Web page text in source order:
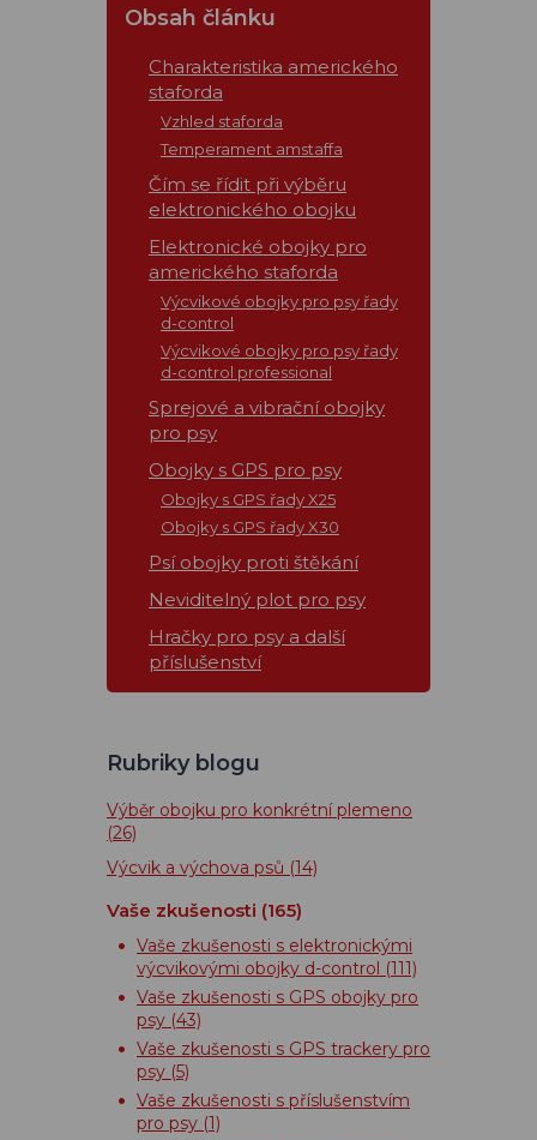
Obsah článku
Charakteristika amerického
staforda
Vzhled staforda
Temperament amstaffa
Čím se řídit při výběru
elektronického obojku
Elektronické obojky pro
amerického staforda
Výcvikové obojky pro psy řady
d-control
Výcvikové obojky pro psy řady
d-control professional
Sprejové a vibrační obojky
pro psy
Obojky s GPS pro psy
Obojky s GPS řady X25
Obojky s GPS řady X30
Psí obojky proti štěkání
Neviditelný plot pro psy
Hračky pro psy a další
příslušenství
Rubriky blogu
Výběr obojku pro konkrétní plemeno
(26)
Výcvik a výchova psů (14)
Vaše zkušenosti (165)
Vaše zkušenosti s elektronickými
výcvikovými obojky d-control (111)
Vaše zkušenosti s GPS obojky pro
psy (43)
Vaše zkušenosti s GPS trackery pro
psy (5)
Vaše zkušenosti s příslušenstvím
pro psy (1)